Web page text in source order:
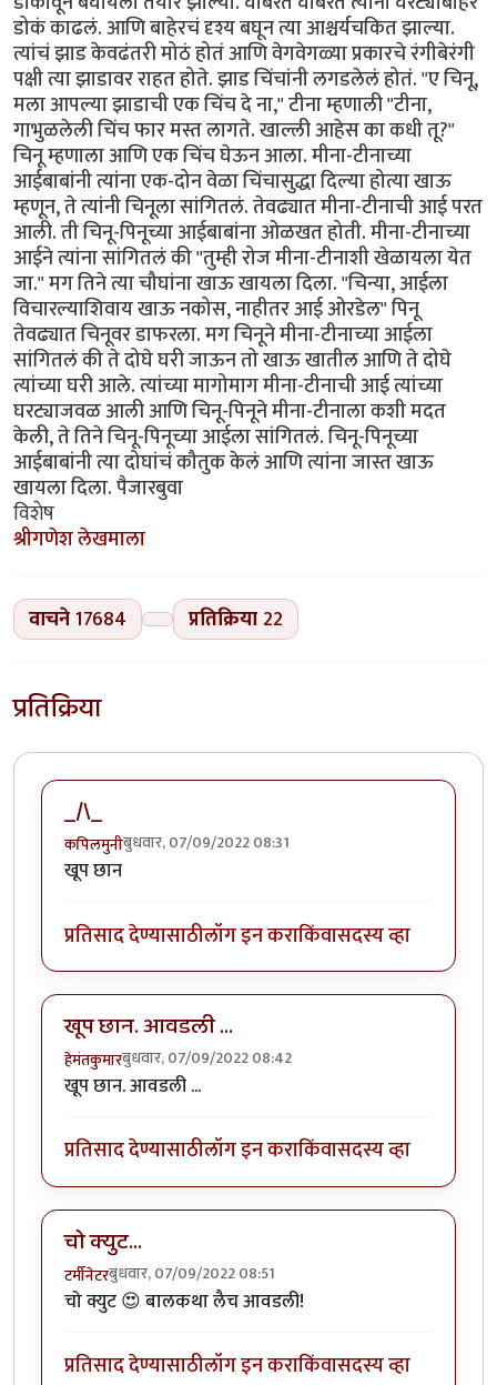
डोकं काढलं. आणि बाहेरचं दृश्य बघून त्या आश्चर्यचकित झाल्या.
त्यांचं झाड केवढंतरी मोठं होतं आणि वेगवेगळ्या प्रकारचे रंगीबेरंगी
पक्षी त्या झाडावर राहत होते. झाड चिंचांनी लगडलेलं होतं. "ए चिनू,
मला आपल्या झाडाची एक चिंच दे ना," टीना म्हणाली "टीना,
गाभुळलेली चिंच फार मस्त लागते. खाल्ली आहेस का कधी तू?"
चिनू म्हणाला आणि एक चिंच घेऊन आला. मीना-टीनाच्या
आईबाबांनी त्यांना एक-दोन वेळा चिंचासुद्धा दिल्या होत्या खाऊ
म्हणून, ते त्यांनी चिनूला सांगितलं. तेवढ्यात मीना-टीनाची आई परत
आली. ती चिनू-पिनूच्या आईबाबांना ओळखत होती. मीना-टीनाच्या
आईने त्यांना सांगितलं की "तुम्ही रोज मीना-टीनाशी खेळायला येत
जा." मग तिने त्या चौघांना खाऊ खायला दिला. "चिन्या, आईला
विचारल्याशिवाय खाऊ नकोस, नाहीतर आई ओरडेल" पिनू
तेवढ्यात चिनूवर डाफरला. मग चिनूने मीना-टीनाच्या आईला
सांगितलं की ते दोघे घरी जाऊन तो खाऊ खातील आणि ते दोघे
त्यांच्या घरी आले. त्यांच्या मागोमाग मीना-टीनाची आई त्यांच्या
घरट्याजवळ आली आणि चिनू-पिनूने मीना-टीनाला कशी मदत
केली, ते तिने चिनू-पिनूच्या आईला सांगितलं. चिनू-पिनूच्या
आईबाबांनी त्या दोघांचं कौतुक केलं आणि त्यांना जास्त खाऊ
खायला दिला. पैजारबुवा
विशेष
श्रीगणेश लेखमाला
वाचने17684 प्रतिक्रिया 22
प्रतिक्रिया
_/\_
कपिलमुनीबुधवार, 07/09/2022 08:31
खूप छान
प्रतिसाद देण्यासाठीलॉग इन कराकिंवासदस्य व्हा
खूप छान. आवडली ...
हेमंतकुमारबुधवार, 07/09/2022 08:42
खूप छान. आवडली ...
प्रतिसाद देण्यासाठीलॉग इन कराकिंवासदस्य व्हा
चो क्युट...
टर्मीनेटरबुधवार, 07/09/2022 08:51
चो क्युट 😍 बालकथा लैच आवडली!
प्रतिसाद देण्यासाठीलॉग इन कराकिंवासदस्य व्हा